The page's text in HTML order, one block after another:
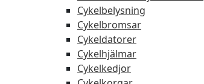
Cykelbelysning
Cykelbromsar
Cykeldatorer
Cykelhjälmar
Cykelkedjor